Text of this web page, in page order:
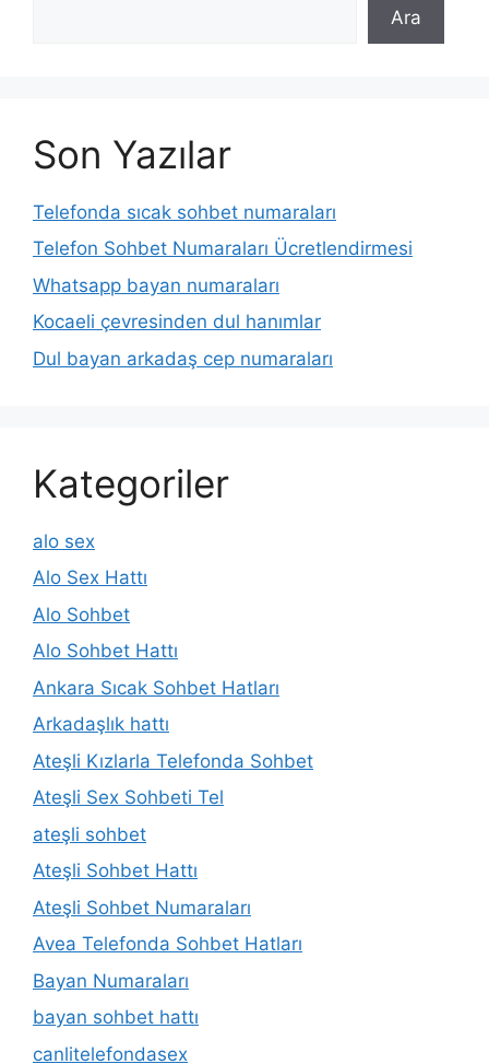
Ara
Son Yazılar
Telefonda sıcak sohbet numaraları
Telefon Sohbet Numaraları Ücretlendirmesi
Whatsapp bayan numaraları
Kocaeli çevresinden dul hanımlar
Dul bayan arkadaş cep numaraları
Kategoriler
alo sex
Alo Sex Hattı
Alo Sohbet
Alo Sohbet Hattı
Ankara Sıcak Sohbet Hatları
Arkadaşlık hattı
Ateşli Kızlarla Telefonda Sohbet
Ateşli Sex Sohbeti Tel
ateşli sohbet
Ateşli Sohbet Hattı
Ateşli Sohbet Numaraları
Avea Telefonda Sohbet Hatları
Bayan Numaraları
bayan sohbet hattı
canlitelefondasex